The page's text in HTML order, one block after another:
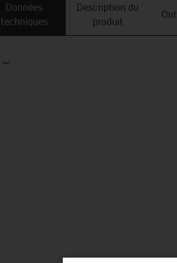
Données
techniques
Description du
produit